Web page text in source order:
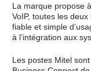
La marque propose
VoIP, toutes les
fiable et simple
à l’intégration aux
Les postes Mitel